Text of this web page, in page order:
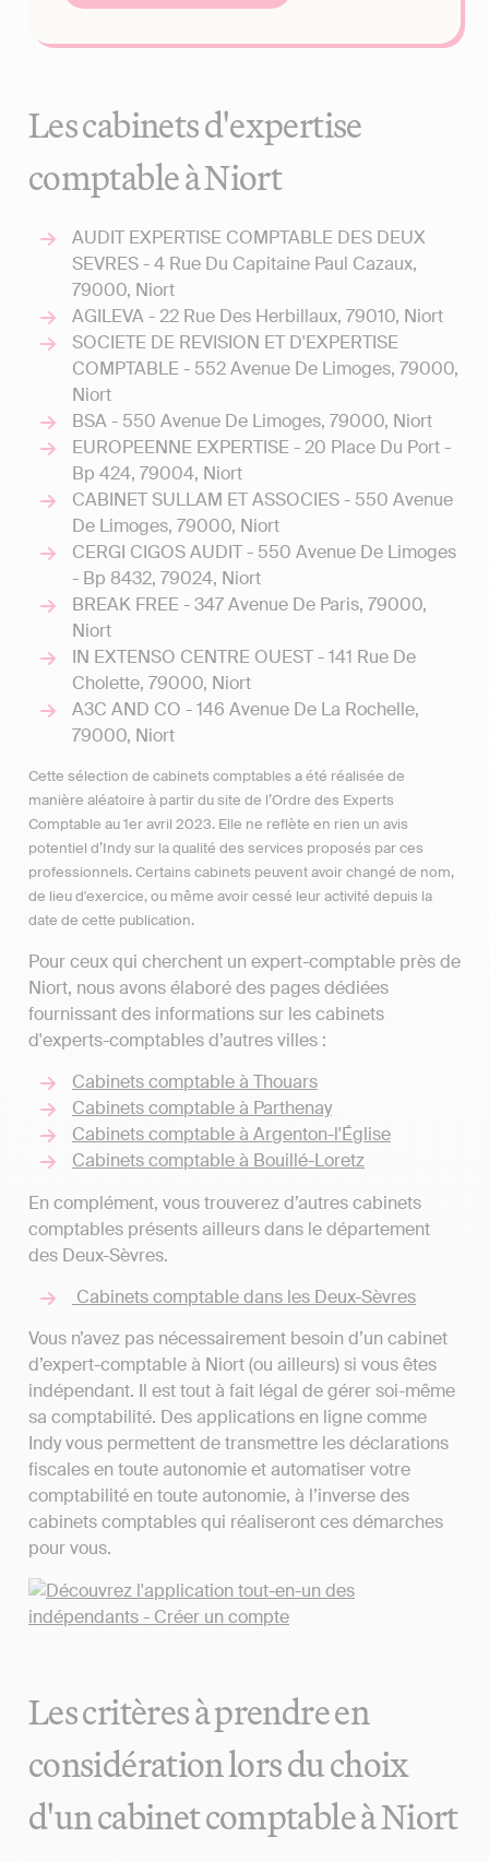
Les cabinets d'expertise
comptable à Niort
AUDIT EXPERTISE COMPTABLE DES DEUX
SEVRES - 4 Rue Du Capitaine Paul Cazaux,
79000, Niort
AGILEVA - 22 Rue Des Herbillaux, 79010, Niort
SOCIETE DE REVISION ET D'EXPERTISE
COMPTABLE - 552 Avenue De Limoges, 79000,
Niort
BSA - 550 Avenue De Limoges, 79000, Niort
EUROPEENNE EXPERTISE - 20 Place Du Port -
Bp 424, 79004, Niort
CABINET SULLAM ET ASSOCIES - 550 Avenue
De Limoges, 79000, Niort
CERGI CIGOS AUDIT - 550 Avenue De Limoges
- Bp 8432, 79024, Niort
BREAK FREE - 347 Avenue De Paris, 79000,
Niort
IN EXTENSO CENTRE OUEST - 141 Rue De
Cholette, 79000, Niort
A3C AND CO - 146 Avenue De La Rochelle,
79000, Niort
Cette sélection de cabinets comptables a été réalisée de
manière aléatoire à partir du site de l’Ordre des Experts
Comptable au 1er avril 2023. Elle ne reflète en rien un avis
potentiel d’Indy sur la qualité des services proposés par ces
professionnels. Certains cabinets peuvent avoir changé de nom,
de lieu d'exercice, ou même avoir cessé leur activité depuis la
date de cette publication.
Pour ceux qui cherchent un expert-comptable près de
Niort, nous avons élaboré des pages dédiées
fournissant des informations sur les cabinets
d'experts-comptables d’autres villes :
Cabinets comptable à Thouars
Cabinets comptable à Parthenay
Cabinets comptable à Argenton-l'Église
Cabinets comptable à Bouillé-Loretz
En complément, vous trouverez d’autres cabinets
comptables présents ailleurs dans le département
des Deux-Sèvres.
Cabinets comptable dans les Deux-Sèvres
Vous n’avez pas nécessairement besoin d’un cabinet
d’expert-comptable à Niort (ou ailleurs) si vous êtes
indépendant. Il est tout à fait légal de gérer soi-même
sa comptabilité. Des applications en ligne comme
Indy vous permettent de transmettre les déclarations
fiscales en toute autonomie et automatiser votre
comptabilité en toute autonomie, à l’inverse des
cabinets comptables qui réaliseront ces démarches
pour vous.
Les critères à prendre en
considération lors du choix
d'un cabinet comptable à Niort